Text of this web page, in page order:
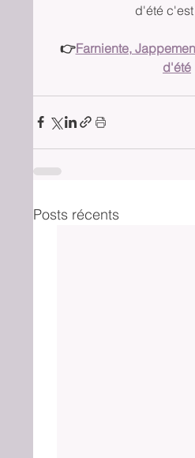
d'été
👉Farniente,
d'été
Posts récents